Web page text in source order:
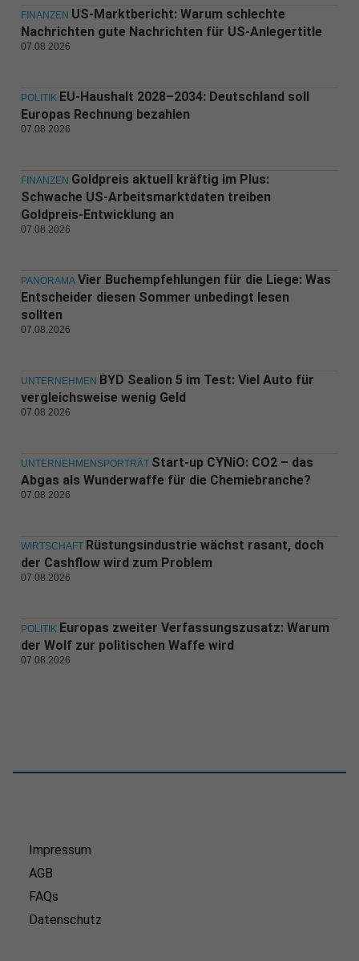
FINANZEN US-Marktbericht: Warum schlechte
Nachrichten gute Nachrichten für US-Anlegertitle
07.08.2026
POLITIK EU-Haushalt 2028–2034: Deutschland soll
Europas Rechnung bezahlen
07.08.2026
FINANZEN Goldpreis aktuell kräftig im Plus:
Schwache US-Arbeitsmarktdaten treiben
Goldpreis-Entwicklung an
07.08.2026
PANORAMA Vier Buchempfehlungen für die Liege: Was
Entscheider diesen Sommer unbedingt lesen
sollten
07.08.2026
UNTERNEHMEN BYD Sealion 5 im Test: Viel Auto für
vergleichsweise wenig Geld
07.08.2026
UNTERNEHMENSPORTRÄT Start-up CYNiO: CO2 – das
Abgas als Wunderwaffe für die Chemiebranche?
07.08.2026
WIRTSCHAFT Rüstungsindustrie wächst rasant, doch
der Cashflow wird zum Problem
07.08.2026
POLITIK Europas zweiter Verfassungszusatz: Warum
der Wolf zur politischen Waffe wird
07.08.2026
Impressum
AGB
FAQs
Datenschutz